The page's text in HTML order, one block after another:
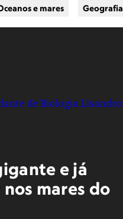
e mares Geografia
e já
mares do